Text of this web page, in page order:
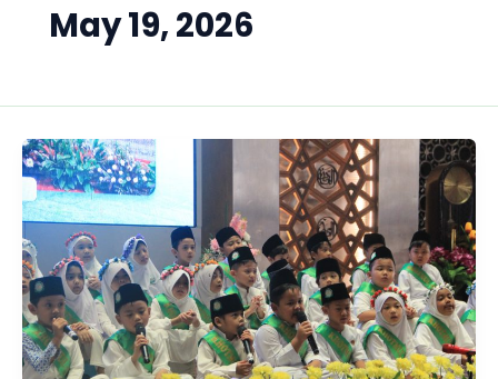
May 19, 2026